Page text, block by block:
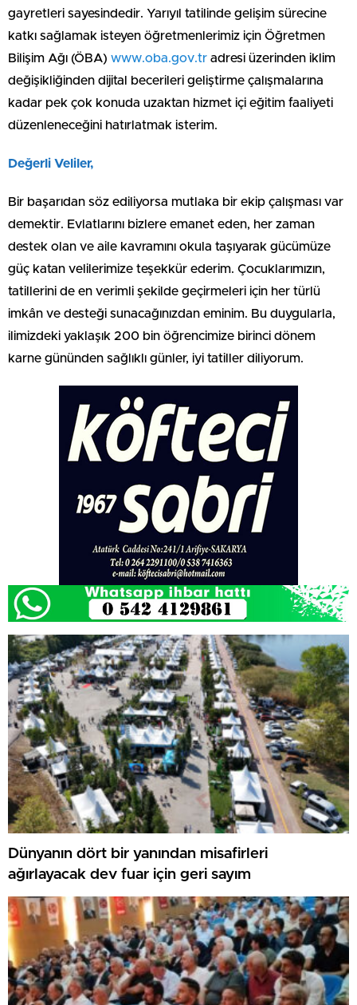
gayretleri sayesindedir. Yarıyıl tatilinde gelişim sürecine
katkı sağlamak isteyen öğretmenlerimiz için Öğretmen
Bilişim Ağı (ÖBA) www.oba.gov.tr adresi üzerinden iklim
değişikliğinden dijital becerileri geliştirme çalışmalarına
kadar pek çok konuda uzaktan hizmet içi eğitim faaliyeti
düzenleneceğini hatırlatmak isterim.
Değerli Veliler,
Bir başarıdan söz ediliyorsa mutlaka bir ekip çalışması var
demektir. Evlatlarını bizlere emanet eden, her zaman
destek olan ve aile kavramını okula taşıyarak gücümüze
güç katan velilerimize teşekkür ederim. Çocuklarımızın,
tatillerini de en verimli şekilde geçirmeleri için her türlü
imkân ve desteği sunacağınızdan eminim. Bu duygularla,
ilimizdeki yaklaşık 200 bin öğrencimize birinci dönem
karne gününden sağlıklı günler, iyi tatiller diliyorum.
Dünyanın dört bir yanından misafirleri
ağırlayacak dev fuar için geri sayım